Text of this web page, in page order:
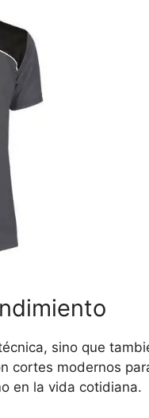
sino que
cortes modernos
en la vida cotidiana.